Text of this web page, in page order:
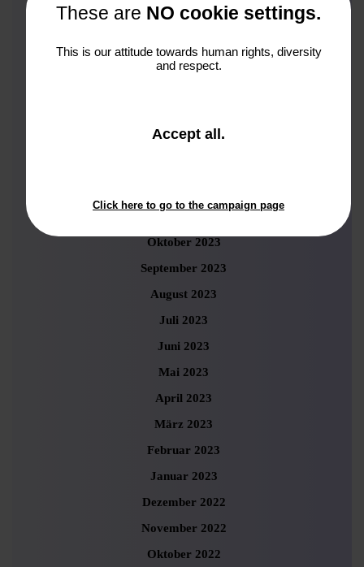
August 2024
Juni 2024
März 2024
November 2023
Oktober 2023
September 2023
August 2023
Juli 2023
Juni 2023
Mai 2023
April 2023
März 2023
Februar 2023
Januar 2023
Dezember 2022
November 2022
Oktober 2022
These are NO cookie settings.
This is our attitude towards human rights, diversity
and respect.
Accept all and
.
Click here to go to the campaign page